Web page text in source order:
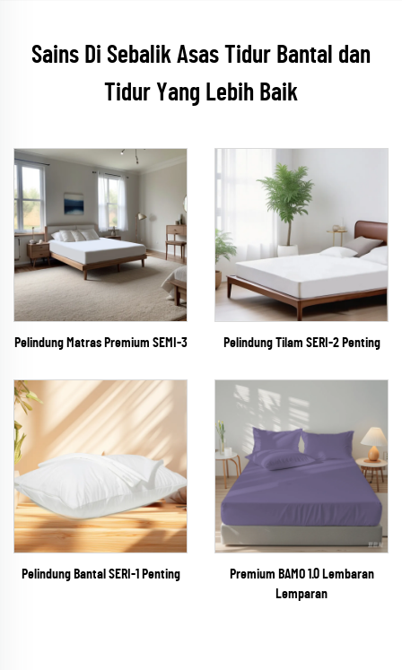
Sains Di Sebalik Asas Tidur Bantal dan
Tidur Yang Lebih Baik
Pelindung Matras Premium SEMI-3 Pelindung Tilam SERI-2 Penting
Pelindung Bantal SERI-1 Penting
Premium BAMO 1.0 Lembaran
Lemparan